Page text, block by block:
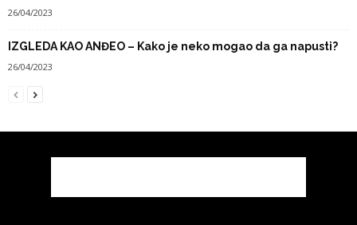
26/04/2023
IZGLEDA KAO ANĐEO – Kako je neko mogao da ga napusti?
26/04/2023